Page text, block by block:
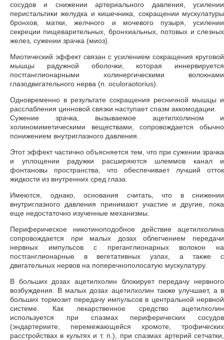
сосудов и снижении артериального давления, усилении
перистальтики желудка и кишечника, сокращении мускулатуры
бронхов, матки, желчного и мочевого пузыря, усилении
секреции пищеварительных, бронхиальных, потовых и слезных
желез, сужении зрачка (миоз).
Миотический эффект связан с усилением сокращения круговой
мышцы радужной оболочки, которая иннервируется
постганглионарными холинергическими волокнами
глазодвигательного нерва (n. oculoraotorius).
Одновременно в результате сокращения ресничной мышцы и
расслабления цинновой связки наступает спазм аккомодации.
Сужение зрачка, вызываемое ацетилхолином и
холиномиметическими веществами, сопровождается обычно
понижением внутриглазного давления.
Этот эффект частично объясняется тем, что при сужении зрачка
и уплощении радужки расширяются шлеммов канал и
фонтановы пространства, что обеспечивает лучший отток
жидкости из внутренних сред глаза.
Имеются, однако, основания считать, что в снижении
внутриглазного давления принимают участие и другие, пока
еще недостаточно изученные механизмы.
Периферическое никотиноподобное действие ацетилхолина
сопровождается при малых дозах облегчением передачи
нервных импульсов с преганглионарных волокон на
постганглионарные в вегетативных узлах, а также с
двигательных нервов на поперечнополосатую мускулатуру.
В больших дозах ацетилхолин блокирует передачу нервного
возбуждения. В малых дозах ацетилхолин также улучшает, а в
больших тормозит передачу импульсов в центральной нервной
системе. Как лекарственное средство ацетилхолин
используется при спазмах периферических сосудов
(эндартериите, перемежающейся хромоте, трофических
расстройствах в культях и т. п.), при спазмах артерий сетчатки,